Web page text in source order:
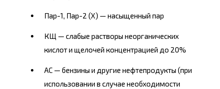
Пар-1, Пар-2 (X) — насыщенный пар
КЩ — слабые растворы неорганических
кислот и щелочей концентрацией до 20%
АС — бензины и другие нефтепродукты (при
использовании в случае необходимости